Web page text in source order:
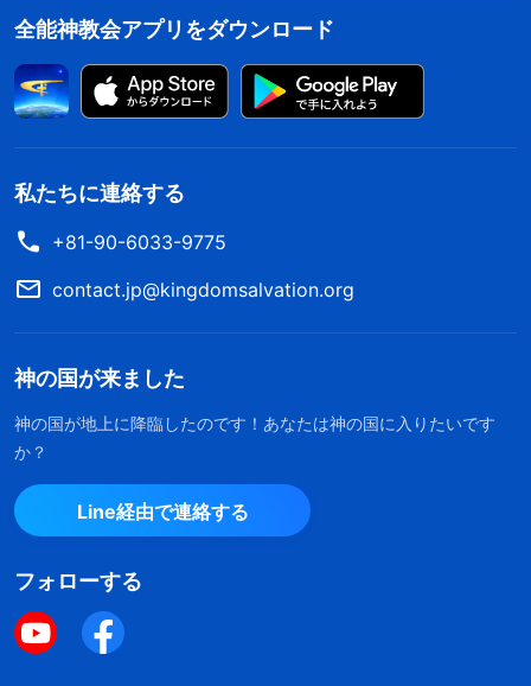
全能神教会アプリをダウンロード
私たちに連絡する
+81-90-6033-9775
contact.jp@kingdomsalvation.org
神の国が来ました
神の国が地上に降臨したのです！あなたは神の国に入りたいです
か？
Line経由で連絡する
フォローする